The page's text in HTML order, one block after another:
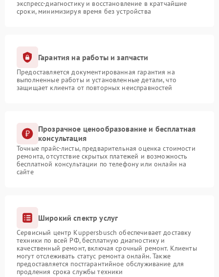
экспресс-диагностику и восстановление в кратчайшие
сроки, минимизируя время без устройства
Гарантия на работы и запчасти
Предоставляется документированная гарантия на
выполненные работы и установленные детали, что
защищает клиента от повторных неисправностей
Прозрачное ценообразование и бесплатная
консультация
Точные прайс-листы, предварительная оценка стоимости
ремонта, отсутствие скрытых платежей и возможность
бесплатной консультации по телефону или онлайн на
сайте
Широкий спектр услуг
Сервисный центр Kuppersbusch обеспечивает доставку
техники по всей РФ, бесплатную диагностику и
качественный ремонт, включая срочный ремонт. Клиенты
могут отслеживать статус ремонта онлайн. Также
предоставляется постгарантийное обслуживание для
продления срока службы техники